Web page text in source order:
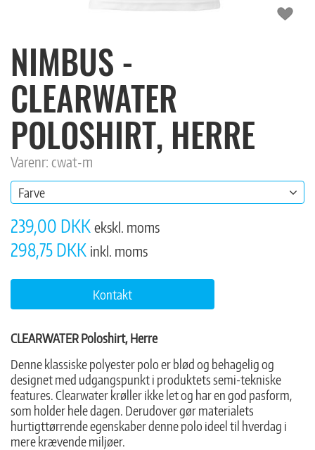
NIMBUS -
CLEARWATER
POLOSHIRT, HERRE
Varenr: cwat-m
Farve
239,00 DKK ekskl. moms
298,75 DKK inkl. moms
Kontakt
CLEARWATER Poloshirt, Herre
Denne klassiske polyester polo er blød og behagelig og
designet med udgangspunkt i produktets semi-tekniske
features. Clearwater krøller ikke let og har en god pasform,
som holder hele dagen. Derudover gør materialets
hurtigttørrende egenskaber denne polo ideel til hverdag i
mere krævende miljøer.